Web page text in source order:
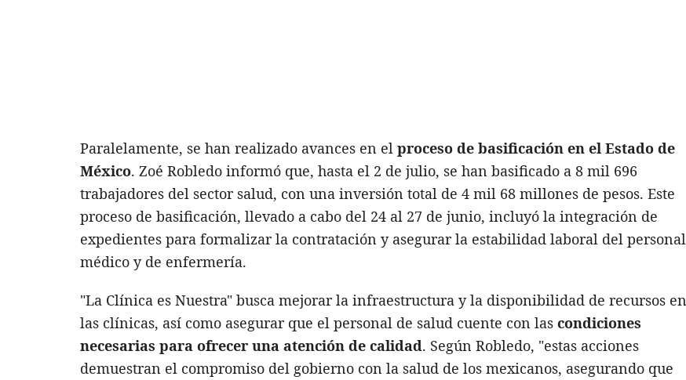
Paralelamente, se han realizado avances en el proceso de basificación en el Estado de
México. Zoé Robledo informó que, hasta el 2 de julio, se han basificado a 8 mil 696
trabajadores del sector salud, con una inversión total de 4 mil 68 millones de pesos. Este
proceso de basificación, llevado a cabo del 24 al 27 de junio, incluyó la integración de
expedientes para formalizar la contratación y asegurar la estabilidad laboral del personal
médico y de enfermería.
"La Clínica es Nuestra" busca mejorar la infraestructura y la disponibilidad de recursos en
las clínicas, así como asegurar que el personal de salud cuente con las condiciones
necesarias para ofrecer una atención de calidad. Según Robledo, "estas acciones
demuestran el compromiso del gobierno con la salud de los mexicanos, asegurando que